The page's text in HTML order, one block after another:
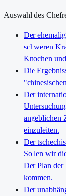
Auswahl des
Der
schweren
Knochen
Die
Der
angeblichen
einzuleiten.
Der
Sollen wir
Der Plan der
kommen.
Der